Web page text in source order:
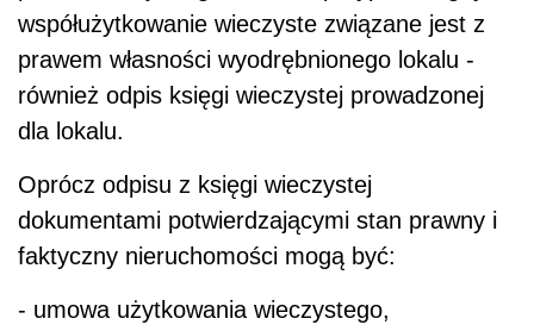
współużytkowanie wieczyste związane jest z
prawem własności wyodrębnionego lokalu -
również odpis księgi wieczystej prowadzonej
dla lokalu.
Oprócz odpisu z księgi wieczystej
dokumentami potwierdzającymi stan prawny i
faktyczny nieruchomości mogą być:
- umowa użytkowania wieczystego,